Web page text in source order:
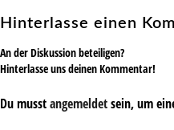
Hinterlasse einen
An der Diskussion beteiligen?
Hinterlasse uns deinen Kommentar!
Du musstangemeldetsein, um